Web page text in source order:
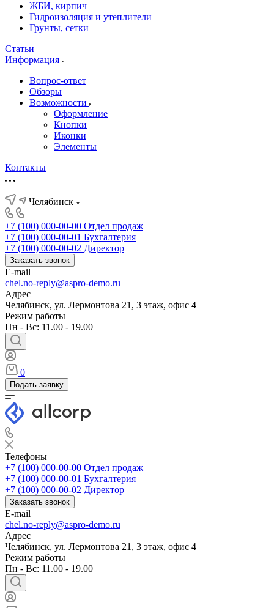
ЖБИ, кирпич
Гидроизоляция и утеплители
Грунты, сетки
Статьи
Информация
Вопрос-ответ
Обзоры
Возможности
Оформление
Кнопки
Иконки
Элементы
Контакты
Челябинск
+7 (100) 000-00-00 Отдел продаж
+7 (100) 000-00-01 Бухгалтерия
+7 (100) 000-00-02 Директор
Заказать звонок
E-mail
chel.no-reply@aspro-demo.ru
Адрес
Челябинск, ул. Лермонтова 21, 3 этаж, офис 4
Режим работы
Пн - Вс: 11.00 - 19.00
0
Подать заявку
Телефоны
+7 (100) 000-00-00 Отдел продаж
+7 (100) 000-00-01 Бухгалтерия
+7 (100) 000-00-02 Директор
Заказать звонок
E-mail
chel.no-reply@aspro-demo.ru
Адрес
Челябинск, ул. Лермонтова 21, 3 этаж, офис 4
Режим работы
Пн - Вс: 11.00 - 19.00